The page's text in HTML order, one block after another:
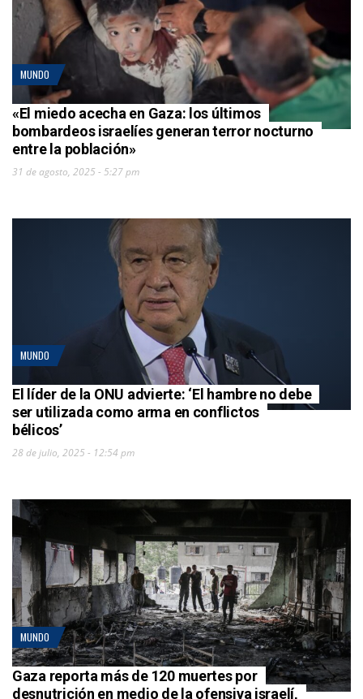
MUNDO
«El miedo acecha en Gaza: los últimos
bombardeos israelíes generan terror nocturno
entre la población»
31 de agosto, 2025 - 5:27 pm
MUNDO
El líder de la ONU advierte: ‘El hambre no debe
ser utilizada como arma en conflictos
bélicos’
28 de julio, 2025 - 12:54 pm
MUNDO
Gaza reporta más de 120 muertes por
desnutrición en medio de la ofensiva israelí,